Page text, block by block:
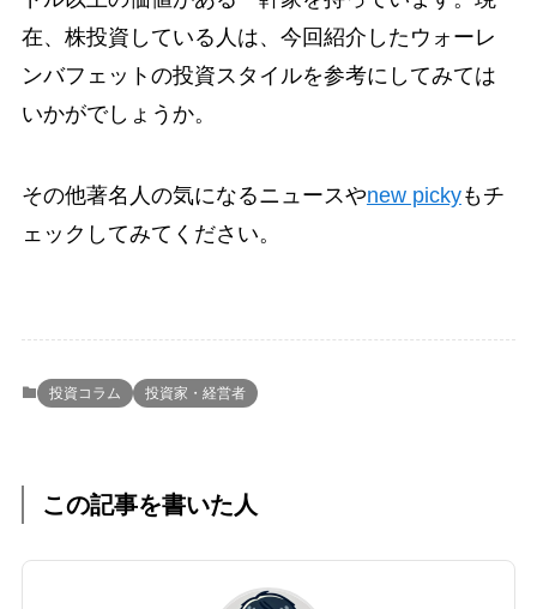
在、株投資している人は、今回紹介したウォーレ
ンバフェットの投資スタイルを参考にしてみては
いかがでしょうか。
その他著名人の気になるニュースやnew pickyもチ
ェックしてみてください。
投資コラム 投資家・経営者
この記事を書いた人